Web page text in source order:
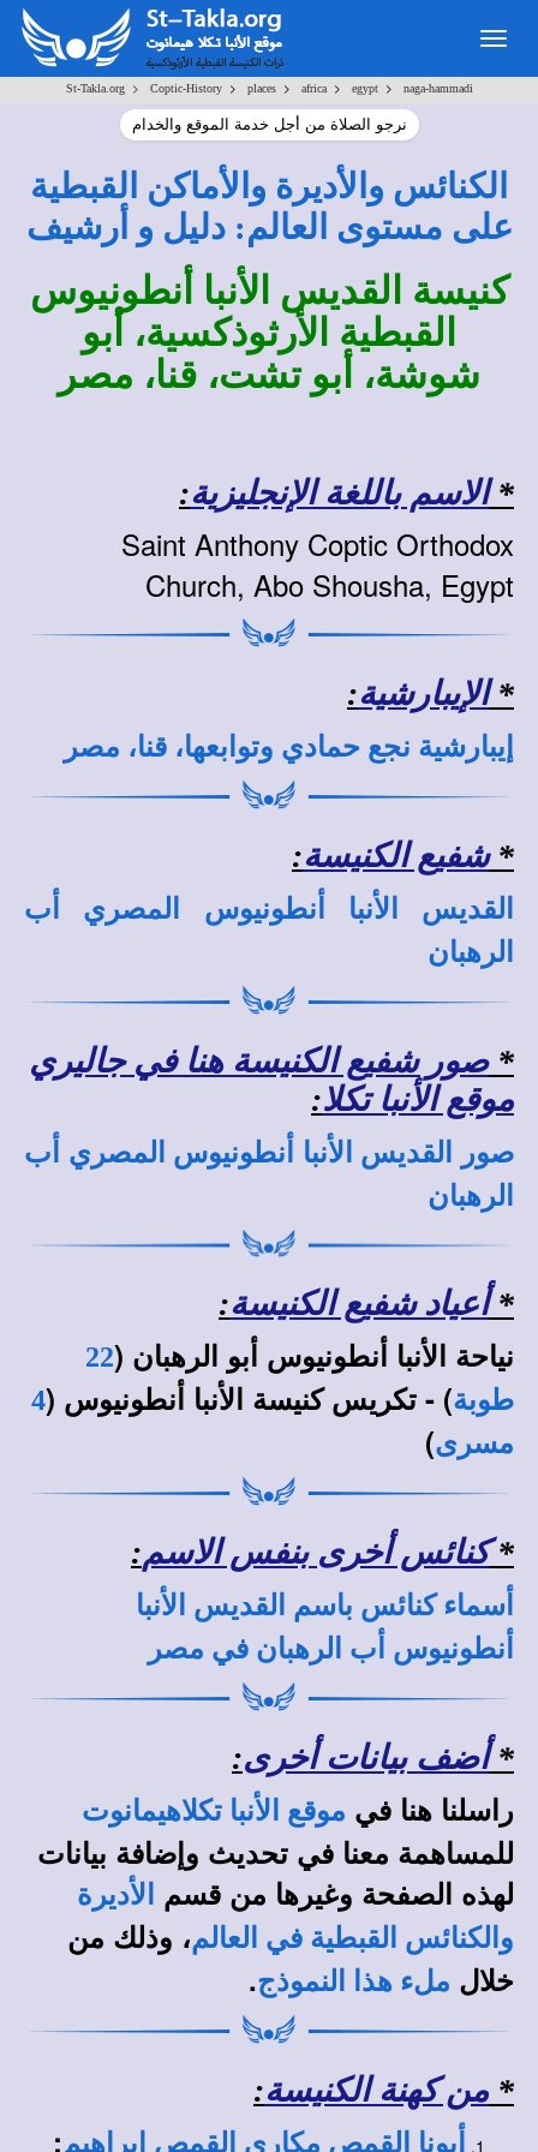
St-Takla.org> Coptic-History> places> africa> egypt> naga-hammadi
نرجو الصلاة من أجل خدمة الموقع والخدام
الكنائس والأديرة والأماكن القبطية
على مستوى العالم: دليل و أرشيف
كنيسة القديس الأنبا أنطونيوس
القبطية الأرثوذكسية، أبو
شوشة، أبو تشت، قنا، مصر
*الاسم باللغة الإنجليزية:
Saint Anthony Coptic Orthodox
Church, Abo Shousha, Egypt
*الإيبارشية:
إيبارشية نجع حمادي وتوابعها، قنا، مصر
*شفيع الكنيسة:
القديس الأنبا أنطونيوس المصري أب
الرهبان
*صور شفيع الكنيسة هنا في جاليري
موقع الأنبا تكلا:
صور القديس الأنبا أنطونيوس المصري أب
الرهبان
*أعياد شفيع الكنيسة:
نياحة الأنبا أنطونيوس أبو الرهبان (22
طوبة) - تكريس كنيسة الأنبا أنطونيوس (4
مسرى)
*كنائس أخرى بنفس الاسم:
أسماء كنائس باسم القديس الأنبا
أنطونيوس أب الرهبان في مصر
*أضف بيانات أخرى:
راسلنا هنا في موقع الأنبا تكلاهيمانوت
للمساهمة معنا في تحديث وإضافة بيانات
لهذه الصفحة وغيرها من قسم
الأديرة
والكنائس القبطية في العالم، وذلك من
خلال ملء هذا النموذج.
* من كهنة الكنيسة:
أبونا القمص مكاري القمص إبراهيم: